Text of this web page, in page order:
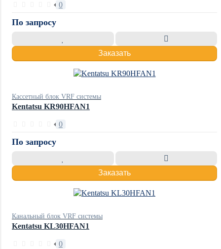
0
По запросу
Заказать
Кассетный блок VRF системы
Kentatsu KR90HFAN1
0
По запросу
Заказать
Канальный блок VRF системы
Kentatsu KL30HFAN1
0